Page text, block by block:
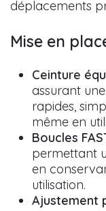
déplacements
Mise en
Ceinture
assurant
rapides,
même en
Boucles
permettant
en
utilisation.
Ajustement